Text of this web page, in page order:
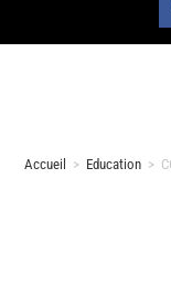
Accueil > Education >